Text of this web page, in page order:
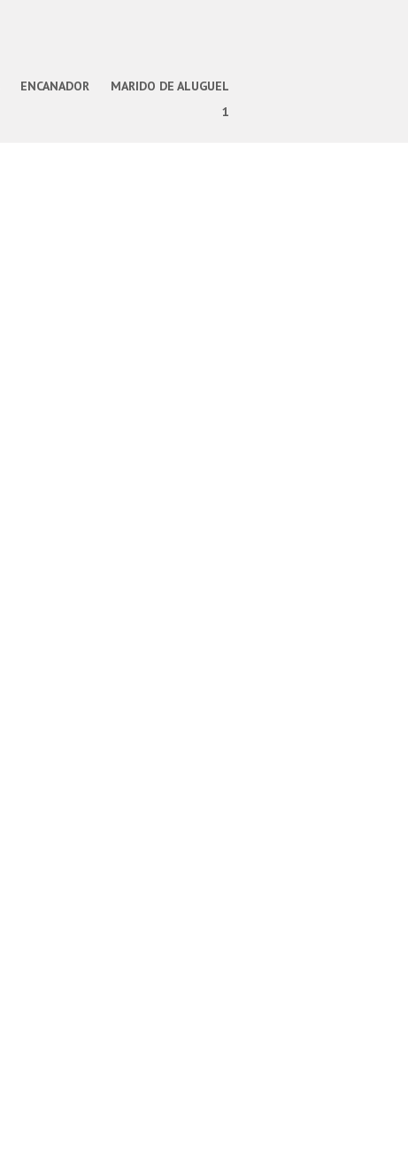
ENCANADOR
MARIDO DE ALUGUEL
1